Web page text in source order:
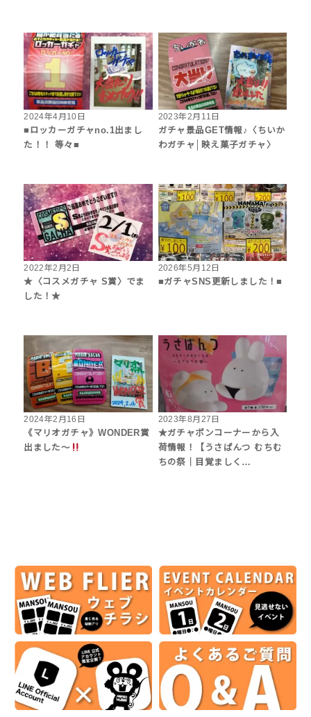
2024年4月10日
■ロッカーガチャno.1出まし
た！！ 等々■
2023年2月11日
ガチャ景品GET情報♪〈ちいか
わガチャ│映え菓子ガチャ〉
2022年2月2日
★〈コスメガチャ S賞〉でま
した！★
2026年5月12日
■ガチャSNS更新しました！■
2024年2月16日
《マリオガチャ》WONDER賞
出ました〜
2023年8月27日
★ガチャポンコーナーから入
荷情報！【うさぱんつ むちむ
ちの祭｜目覚ましく…